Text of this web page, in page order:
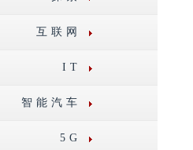
互联网
IT
智能汽车
5G